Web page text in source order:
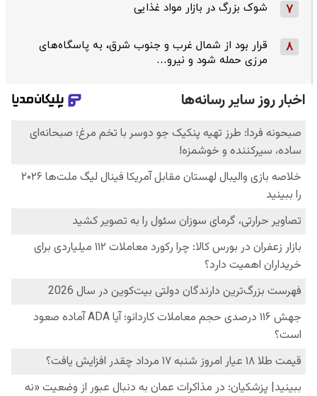
7 شوک بزرگ در بازار مواد غذایی
8
قرار بود از شمال ‌غرب و جنوب‌ شرق، به پاسگاه‌های
مرزی حمله شود و نیرو…